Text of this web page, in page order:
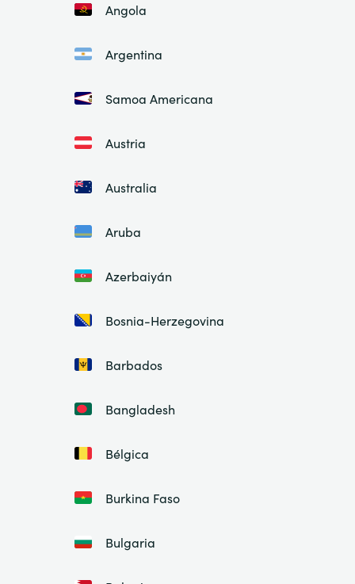
Angola
Argentina
Samoa Americana
Austria
Australia
Aruba
Azerbaiyán
Bosnia-Herzegovina
Barbados
Bangladesh
Bélgica
Burkina Faso
Bulgaria